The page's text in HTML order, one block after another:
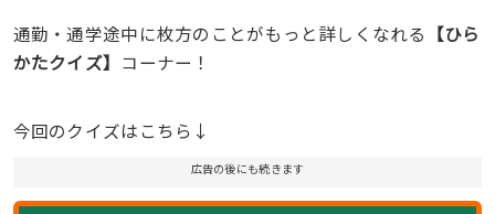
通勤・通学途中に枚方のことがもっと詳しくなれる 【ひら
かたクイズ】 コーナー！
今回のクイズはこちら↓
広告の後にも続きます